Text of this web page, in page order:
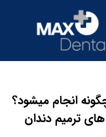
انجام میشود؟
ترمیم دندان